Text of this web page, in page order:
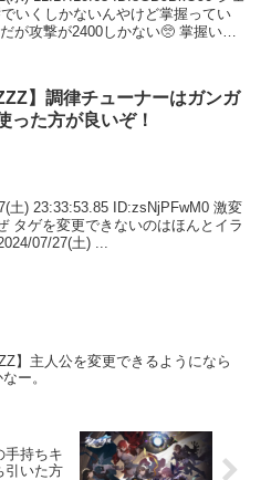
いくしかないんやけど掌握ってい
が攻撃が2400しかない🥺 掌握い
ZZZ】調律チューナーはガンガ
った方が良いぞ！
土) 23:33:53.85 ID:zsNjPFwM0 激変
タゲを変更できないのはほんとイラ
07/27(土) ...
】主人公を変更できるようになら
ー。
手持ちキ
引いた方